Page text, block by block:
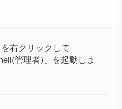
右クリックして
管理者)」を起動しま